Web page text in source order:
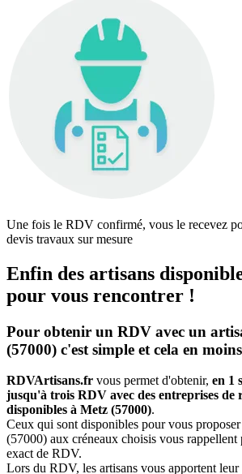
Une fois le RDV confirmé, vous le recevez
devis travaux sur mesure
Enfin des artisans
pour vous rencontrer !
Pour obtenir un RDV avec un
(57000) c'est simple et cela en
RDVArtisans.fr vous permet d'obtenir, en 1
jusqu'à trois RDV avec des entreprises de
disponibles à Metz (57000).
Ceux qui sont disponibles pour vous
(57000) aux créneaux choisis vous
exact de RDV.
Lors du RDV, les artisans vous apportent leur